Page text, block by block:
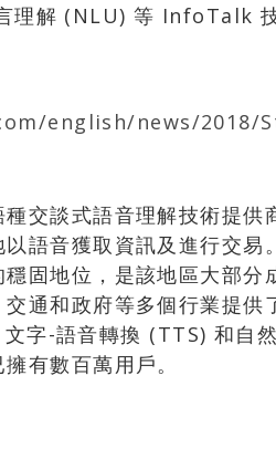
理解 (NLU) 等 InfoTalk
english/news/2018/
交談式語音理解技術提供
語音獲取資訊及進行交
固地位，是該地區大部
通和政府等多個行業提供
文字-語音轉換 (TTS) 和自
有數百萬用戶。